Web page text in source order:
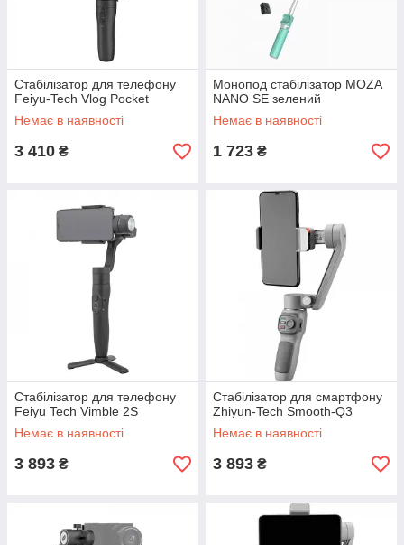
Стабілізатор для телефону
Feiyu-Tech Vlog Pocket
Немає в наявності
3 410 ₴
Монопод стабілізатор MOZA
NANO SE зелений
Немає в наявності
1 723 ₴
Стабілізатор для телефону
Feiyu Tech Vimble 2S
Немає в наявності
3 893 ₴
Стабілізатор для смартфону
Zhiyun-Tech Smooth-Q3
Немає в наявності
3 893 ₴